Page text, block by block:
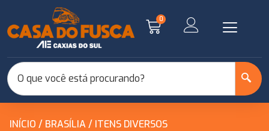
0
INÍCIO / BRASÍLIA/ ITENS DIVERSOS